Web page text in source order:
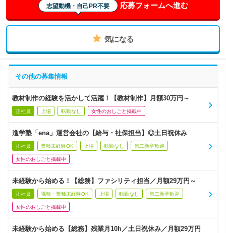
志望動機・自己PR不要 応募フォームへ進む
気になる
その他の募集情報
教材制作の経験を活かして活躍！【教材制作】月額30万円～
正社員 上場 転勤なし 女性のおしごと掲載中
進学塾「ena」運営会社の【給与・社保担当】◎土日祝休み
正社員 業種未経験OK 上場 転勤なし 第二新卒歓迎
女性のおしごと掲載中
未経験から始める！【総務】ファシリティ担当／月額29万円～
正社員 職種・業種未経験OK 上場 転勤なし 第二新卒歓迎
女性のおしごと掲載中
未経験から始める【総務】残業月10h／土日祝休み／月額29万円